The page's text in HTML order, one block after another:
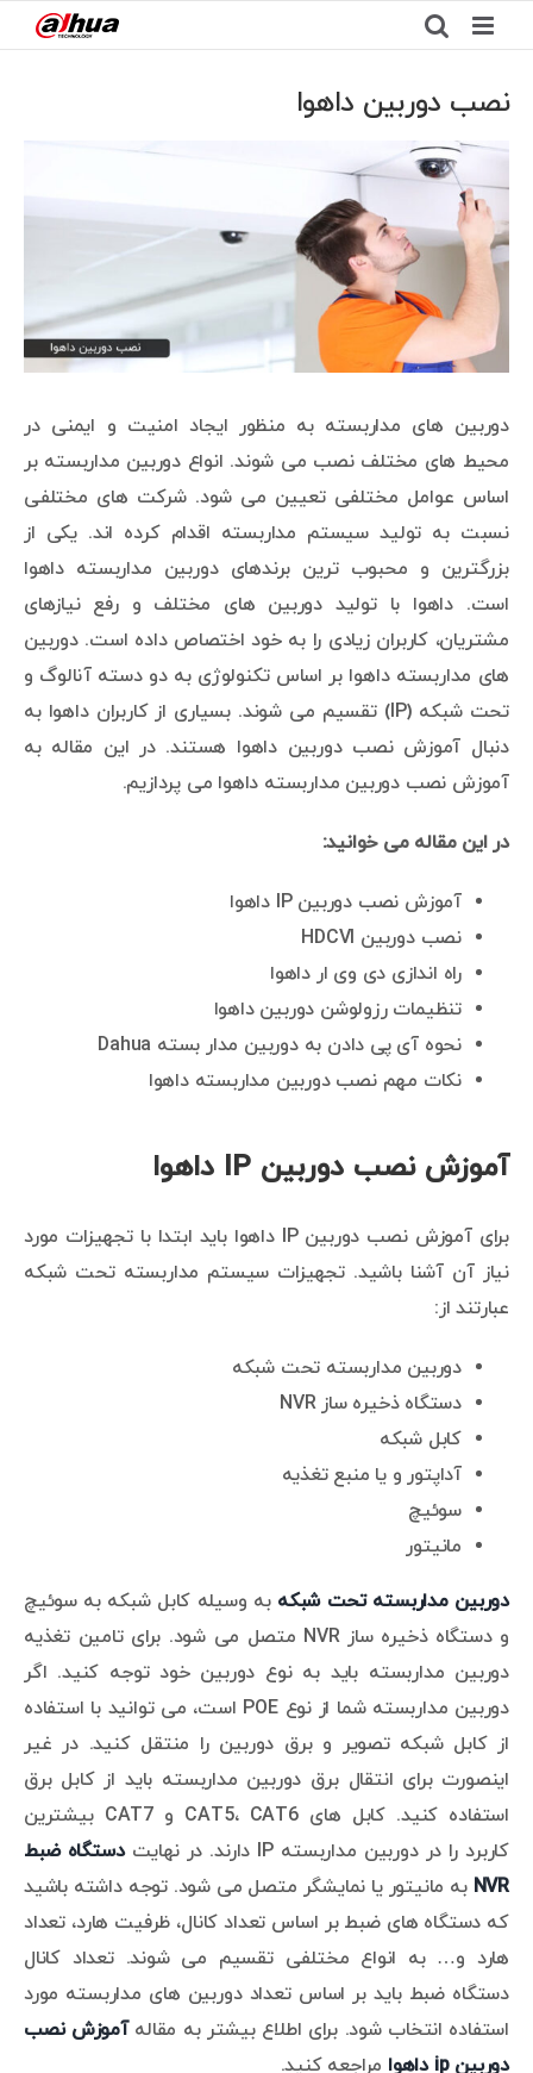
to
content
نصب دوربین داهوا
View
Larger
Image
دوربین های مداربسته به منظور ایجاد امنیت و ایمنی در
محیط های مختلف نصب می شوند. انواع دوربین مداربسته بر
اساس عوامل مختلفی تعیین می شود. شرکت های مختلفی
نسبت به تولید سیستم مداربسته اقدام کرده اند. یکی از
بزرگترین و محبوب ترین برندهای دوربین مداربسته داهوا
است. داهوا با تولید دوربین های مختلف و رفع نیازهای
مشتریان، کاربران زیادی را به خود اختصاص داده است. دوربین
های مداربسته داهوا بر اساس تکنولوژی به دو دسته آنالوگ و
تحت شبکه (IP) تقسیم می شوند. بسیاری از کاربران داهوا به
دنبال آموزش نصب دوربین داهوا هستند. در این مقاله به
آموزش نصب دوربین مداربسته داهوا می پردازیم.
در این مقاله می خوانید:
آموزش نصب دوربین IP داهوا
نصب دوربین HDCVI
راه اندازی دی وی ار داهوا
تنظیمات رزولوشن دوربین داهوا
نحوه آی پی دادن به دوربین مدار بسته Dahua
نکات مهم نصب دوربین مداربسته داهوا
آموزش نصب دوربین IP داهوا
برای آموزش نصب دوربین IP داهوا باید ابتدا با تجهیزات مورد
نیاز آن آشنا باشید. تجهیزات سیستم مداربسته تحت شبکه
عبارتند از:
دوربین مداربسته تحت شبکه
دستگاه ذخیره ساز NVR
کابل شبکه
آداپتور و یا منبع تغذیه
سوئیچ
مانیتور
دوربین مداربسته تحت شبکه به وسیله کابل شبکه به سوئیچ
و دستگاه ذخیره ساز NVR متصل می شود. برای تامین تغذیه
دوربین مداربسته باید به نوع دوربین خود توجه کنید. اگر
دوربین مداربسته شما از نوع POE است، می توانید با استفاده
از کابل شبکه تصویر و برق دوربین را منتقل کنید. در غیر
اینصورت برای انتقال برق دوربین مداربسته باید از کابل برق
استفاده کنید. کابل های CAT5، CAT6 و CAT7 بیشترین
کاربرد را در دوربین مداربسته IP دارند. در نهایت
دستگاه ضبط
NVR به مانیتور یا نمایشگر متصل می شود. توجه داشته باشید
که دستگاه های ضبط بر اساس تعداد کانال، ظرفیت هارد، تعداد
هارد و… به انواع مختلفی تقسیم می شوند. تعداد کانال
دستگاه ضبط باید بر اساس تعداد دوربین های مداربسته مورد
استفاده انتخاب شود. برای اطلاع بیشتر به مقالهآموزش نصب
دوربین ip داهوا
مراجعه کنید.